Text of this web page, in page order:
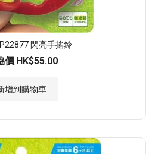
閃亮手搖鈴
價 HK$55.00
增到購物車
清單